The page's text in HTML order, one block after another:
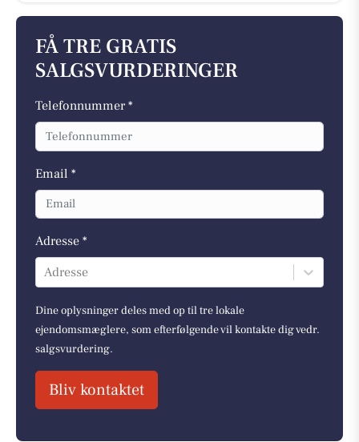
FÅ TRE GRATIS
SALGSVURDERINGER
Telefonnummer *
Email *
Adresse *
Adresse
Dine oplysninger deles med op til tre lokale
ejendomsmæglere, som efterfølgende vil kontakte dig vedr.
salgsvurdering.
Bliv kontaktet